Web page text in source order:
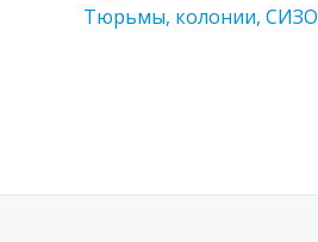
Тюрьмы, колонии, СИЗО